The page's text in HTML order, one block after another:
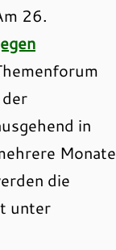
26.
in
Monate
die
unter